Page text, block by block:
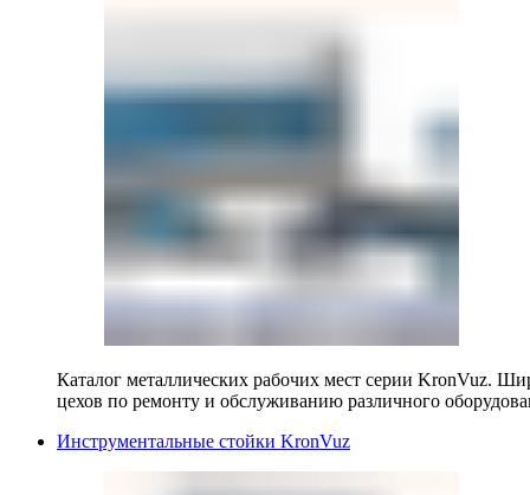
Каталог металлических рабочих мест серии KronVuz.
цехов по ремонту и обслуживанию различного
Инструментальные стойки KronVuz